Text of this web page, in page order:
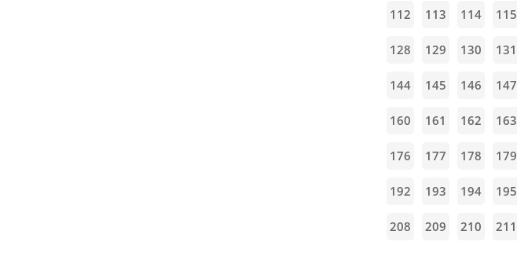
112 113 114 115
128 129 130 131
144 145 146 147
160 161 162 163
176 177 178 179
192 193 194 195
208 209 210 211